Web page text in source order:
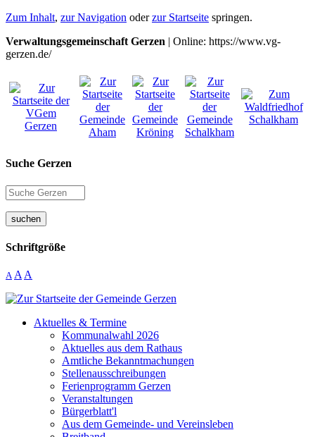
Zum Inhalt, zur Navigation oderzur Startseite springen.
Verwaltungsgemeinschaft Gerzen | Online: https://www.vg-
gerzen.de/
Suche Gerzen
suchen
Schriftgröße
A A A
Aktuelles & Termine
Kommunalwahl 2026
Aktuelles aus dem Rathaus
Amtliche Bekanntmachungen
Stellenausschreibungen
Ferienprogramm Gerzen
Veranstaltungen
Bürgerblatt'l
Aus dem Gemeinde- und Vereinsleben